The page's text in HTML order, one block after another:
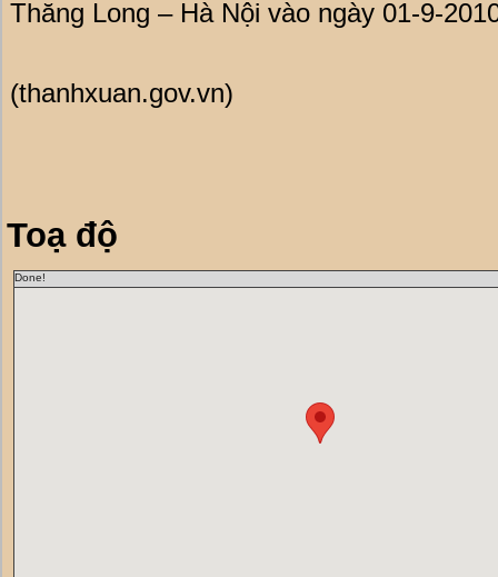
Thăng Long – Hà Nội vào ngày 01-9-
(thanhxuan.gov.vn)
Toạ độ
Done!